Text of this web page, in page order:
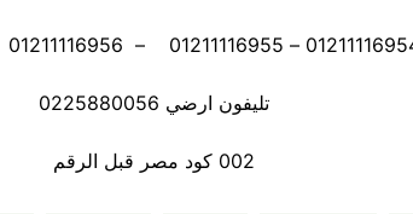
تليفون ارضي 0225880056
002 كود مصر قبل الرقم